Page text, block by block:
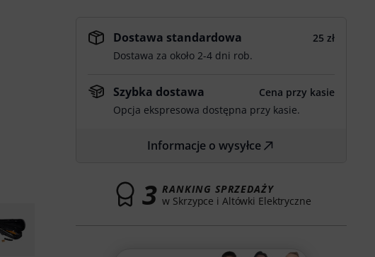
Dostawa standardowa
25 zł
Dostawa za około 2-4 dni rob.
Szybka dostawa
Cena przy kasie
Opcja ekspresowa dostępna przy kasie.
Informacje o wysyłce
3 RANKING SPRZEDAŻY
w Skrzypce i Altówki Elektryczne